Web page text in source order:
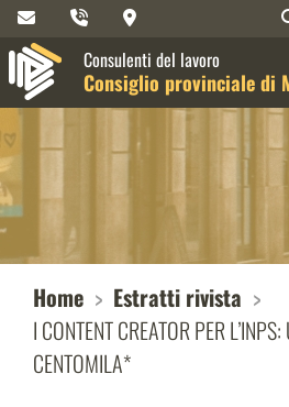
Consulenti del lavoro
Consiglio provinciale di
Home
Estratti rivista
I CONTENT CREATOR PER
CENTOMILA*